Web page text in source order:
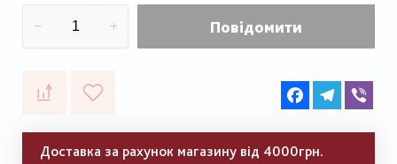
Повідомити
FacebookTelegram
Доставка за рахунок магазину від 4000грн.